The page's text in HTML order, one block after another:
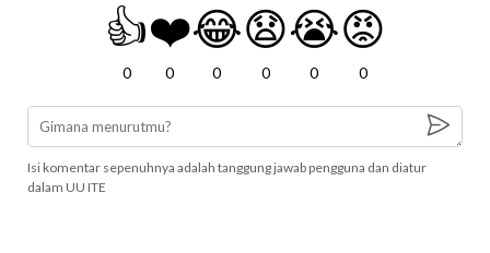
👍
0
❤️
0
😂
0
😧
0
😭
0
😡
0
Isi komentar sepenuhnya adalah tanggung jawab pengguna dan diatur
dalam UU ITE